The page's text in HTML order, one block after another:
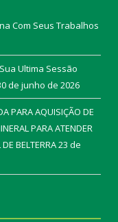
Com Seus Trabalhos
Ultima Sessão
de junho de 2026
PARA AQUISIÇÃO DE
PARA ATENDER
BELTERRA23 de